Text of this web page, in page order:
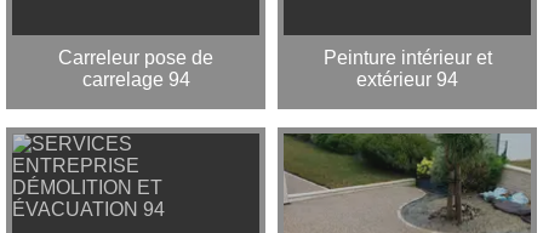
Carreleur pose de
carrelage 94
Peinture intérieur et
extérieur 94